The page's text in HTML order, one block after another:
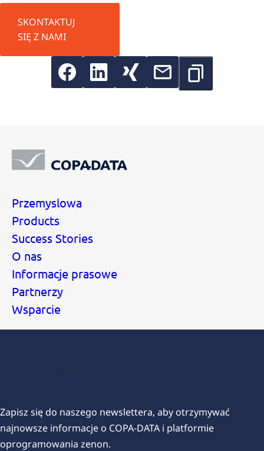
SKONTAKTUJ
SIĘ Z NAMI
Przemyslowa
Products
Success Stories
O nas
Informacje prasowe
Partnerzy
Wsparcie
Zapisz się do naszego newslettera, aby otrzymywać
najnowsze informacje o COPA-DATA i platformie
oprogramowania zenon.